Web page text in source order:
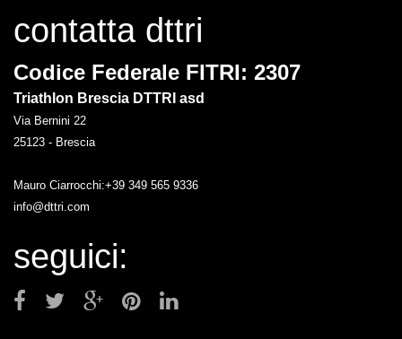
contatta dttri
Codice Federale FITRI: 2307
Triathlon Brescia DTTRI asd
Via Bernini 22
25123 - Brescia
Mauro Ciarrocchi:+39 349 565 9336
info@dttri.com
seguici: